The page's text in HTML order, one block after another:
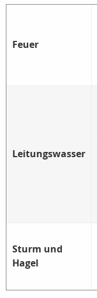
Feuer
Leitungswasser
Sturm und
Hagel